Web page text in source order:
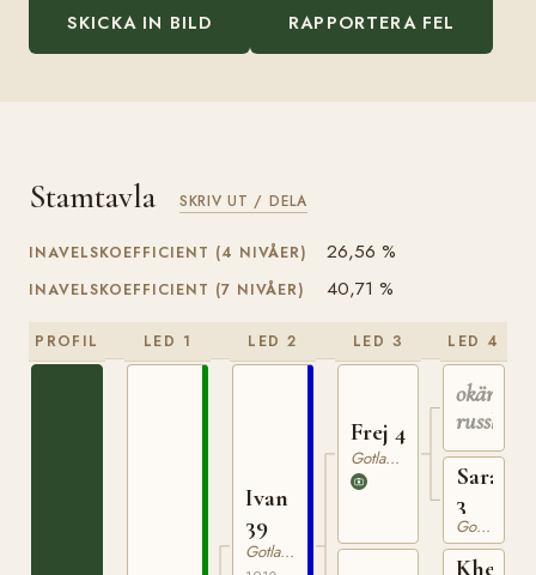
SKICKA IN BILD RAPPORTERA FEL
Stamtavla SKRIV UT / DELA
INAVELSKOEFFICIENT (4 NIVÅER) 26,56 %
INAVELSKOEFFICIENT (7 NIVÅER) 40,71 %
PROFIL LED 1 LED 2
Ivan
39
Gotlandsruss
LED 3
Frej 4
Gotlandsruss
LED 4
okänd
Sara
3
Gotlandsruss